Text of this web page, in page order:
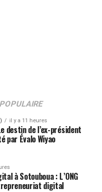
POPULAIRE
il y a 11 heures
destin de l’ex-président
par Évalo Wiyao
à Sotouboua : L’ONG
digital